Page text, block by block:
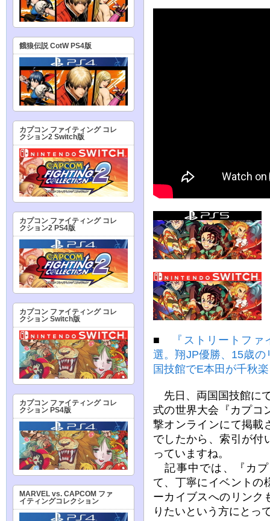
■
『ストリートフ
選。翔JP優勝、15歳
国技館でE本田が千秋
先日、両国国技館に
式の世界大会『カプコ
撃オンラインにて掲載
でしたから、索引が付
っていますね。
記事中では、『カ
て、丁寧にイベントの
ーカイブスへのリンク
りたいという方にとっ
餓狼伝説 CotW PS4版
カプコン ファイティング コレ
クション2 Switch版
カプコン ファイティング コレ
クション2 PS4版
カプコン ファイティング コレ
クション Switch版
カプコン ファイティング コレ
クション PS4版
MARVEL vs. CAPCOM ファ
イティングコレクション